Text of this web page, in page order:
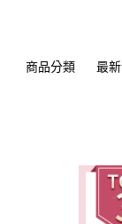
商品分類 最